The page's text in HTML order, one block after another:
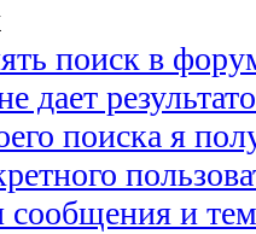
поиск в
дает
поиска я
сообщения и